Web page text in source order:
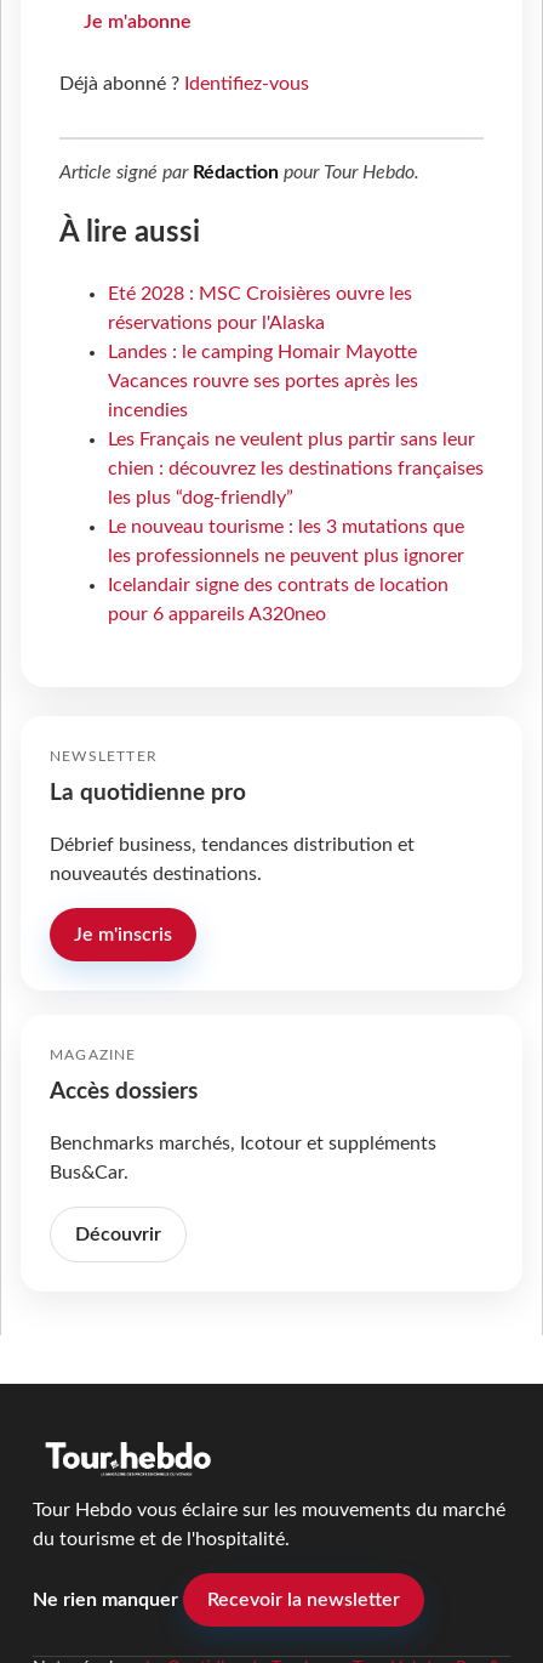
Je m'abonne
Déjà abonné ? Identifiez-vous
Article signé par Rédaction pour Tour Hebdo.
À lire aussi
Eté 2028 : MSC Croisières ouvre les
réservations pour l'Alaska
Landes : le camping Homair Mayotte
Vacances rouvre ses portes après les
incendies
Les Français ne veulent plus partir sans leur
chien : découvrez les destinations françaises
les plus “dog-friendly”
Le nouveau tourisme : les 3 mutations que
les professionnels ne peuvent plus ignorer
Icelandair signe des contrats de location
pour 6 appareils A320neo
NEWSLETTER
La quotidienne pro
Débrief business, tendances distribution et
nouveautés destinations.
Je m'inscris
MAGAZINE
Accès dossiers
Benchmarks marchés, Icotour et suppléments
Bus&Car.
Découvrir
Tour Hebdo vous éclaire sur les mouvements du marché
du tourisme et de l'hospitalité.
Ne rien manquer Recevoir la newsletter